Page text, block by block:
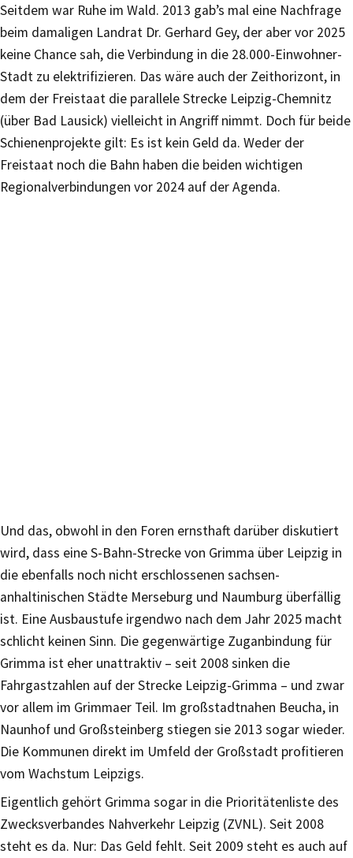
Seitdem war Ruhe im Wald. 2013 gab’s mal eine Nachfrage
beim damaligen Landrat Dr. Gerhard Gey, der aber vor 2025
keine Chance sah, die Verbindung in die 28.000-Einwohner-
Stadt zu elektrifizieren. Das wäre auch der Zeithorizont, in
dem der Freistaat die parallele Strecke Leipzig-Chemnitz
(über Bad Lausick) vielleicht in Angriff nimmt. Doch für beide
Schienenprojekte gilt: Es ist kein Geld da. Weder der
Freistaat noch die Bahn haben die beiden wichtigen
Regionalverbindungen vor 2024 auf der Agenda.
Und das, obwohl in den Foren ernsthaft darüber diskutiert
wird, dass eine S-Bahn-Strecke von Grimma über Leipzig in
die ebenfalls noch nicht erschlossenen sachsen-
anhaltinischen Städte Merseburg und Naumburg überfällig
ist. Eine Ausbaustufe irgendwo nach dem Jahr 2025 macht
schlicht keinen Sinn. Die gegenwärtige Zuganbindung für
Grimma ist eher unattraktiv – seit 2008 sinken die
Fahrgastzahlen auf der Strecke Leipzig-Grimma – und zwar
vor allem im Grimmaer Teil. Im großstadtnahen Beucha, in
Naunhof und Großsteinberg stiegen sie 2013 sogar wieder.
Die Kommunen direkt im Umfeld der Großstadt profitieren
vom Wachstum Leipzigs.
Eigentlich gehört Grimma sogar in die Prioritätenliste des
Zwecksverbandes Nahverkehr Leipzig (ZVNL). Seit 2008
steht es da. Nur: Das Geld fehlt. Seit 2009 steht es auch auf